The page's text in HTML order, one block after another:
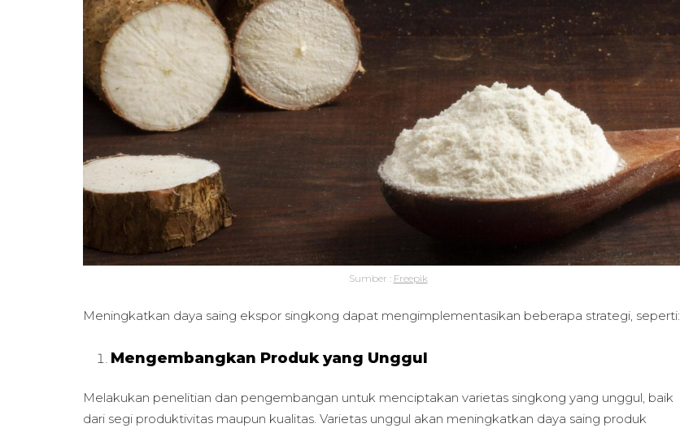
Sumber : Freepik
Meningkatkan daya saing ekspor singkong dapat mengimplementasikan beberapa strategi, seperti:
Mengembangkan Produk yang Unggul
Melakukan penelitian dan pengembangan untuk menciptakan varietas singkong yang unggul, baik
dari segi produktivitas maupun kualitas. Varietas unggul akan meningkatkan daya saing produk